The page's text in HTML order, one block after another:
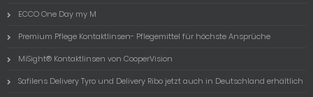
ECCO One Day my M
Premium Pflege Kontaktlinsen- Pflegemittel für höchste Ansprüche
MiSight® Kontaktlinsen von CooperVision
Safilens Delivery Tyro und Delivery Ribo jetzt auch in Deutschland erhältlich